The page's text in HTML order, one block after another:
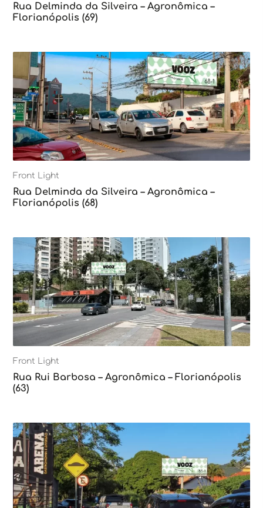
Rua Delminda da Silveira – Agronômica –
Florianópolis (69)
Front Light
Rua Delminda da Silveira – Agronômica –
Florianópolis (68)
Front Light
Rua Rui Barbosa – Agronômica – Florianópolis
(63)